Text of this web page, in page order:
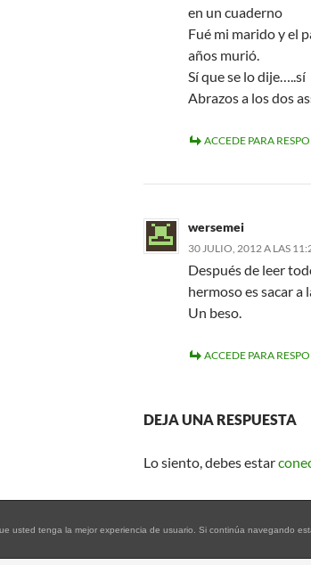
en un cuaderno
Fué mi marido y el
años murió.
Sí que se lo dije…..sí
Abrazos a los dos
ACCEDE PARA
wersemei
30 JULIO, 2012 A LAS
Después de leer
hermoso es sacar a
Un beso.
ACCEDE PARA
DEJA UNA RESPUESTA
Lo siento, debes estar
usted tenga la mejor experiencia de usuario. Si continúa navegando